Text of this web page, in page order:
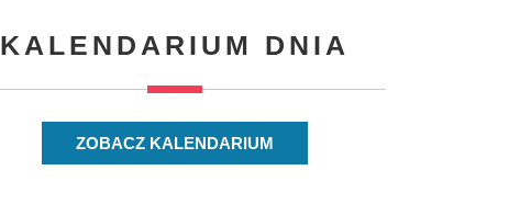
KALENDARIUM DNIA
ZOBACZ KALENDARIUM